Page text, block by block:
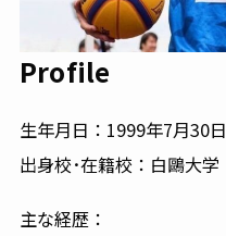
Profile
生年月日：1999年7月30日
出身校･在籍校：白鷗大学
主な経歴：